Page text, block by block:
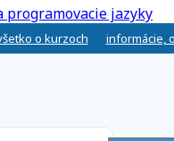
programovacie jazyky
o kurzoch informácie,